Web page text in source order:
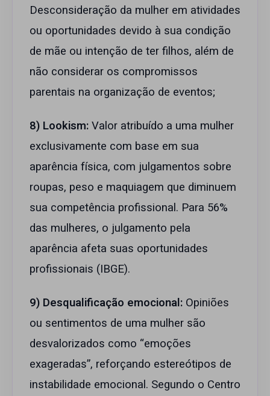
Desconsideração da mulher em atividades
ou oportunidades devido à sua condição
de mãe ou intenção de ter filhos, além de
não considerar os compromissos
parentais na organização de eventos;
8) Lookism:Valor atribuído a uma mulher
exclusivamente com base em sua
aparência física, com julgamentos sobre
roupas, peso e maquiagem que diminuem
sua competência profissional. Para 56%
das mulheres, o julgamento pela
aparência afeta suas oportunidades
profissionais (IBGE).
9) Desqualificação emocional: Opiniões
ou sentimentos de uma mulher são
desvalorizados como “emoções
exageradas”, reforçando estereótipos de
instabilidade emocional. Segundo o Centro